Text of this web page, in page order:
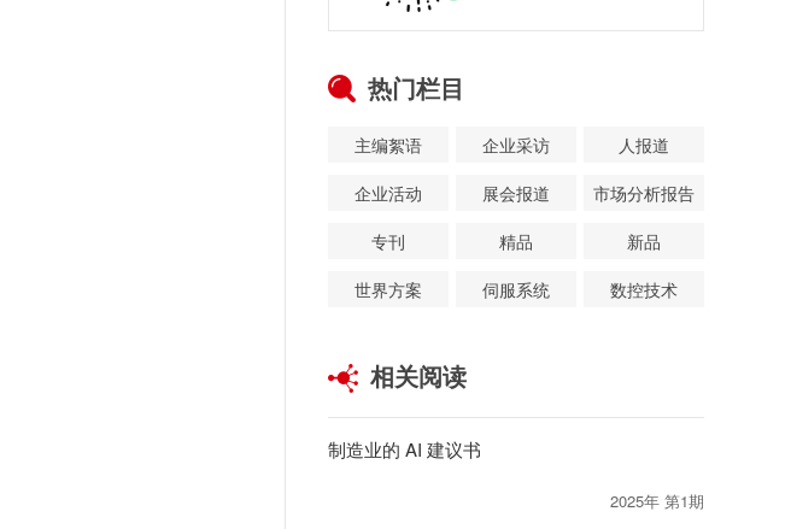
热门栏目
主编絮语 企业采访
人报道
企业活动
展会报道
市场分析报告
专刊
精品
新品
世界方案
伺服系统 数控技术
相关阅读
制造业的 AI 建议书
2025年 第1期